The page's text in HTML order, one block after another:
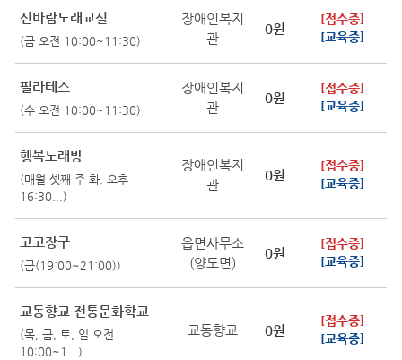
신바람노래교실
(금 오전 10:00~11:30)
장애인복지
관
0원
[접수중]
[교육중]
필라테스
(수 오전 10:00~11:30)
장애인복지
관
0원
[접수중]
[교육중]
행복노래방
(매월 셋째 주 화. 오후
16:30...)
장애인복지
관
0원
[접수중]
[교육중]
고고장구
(금(19:00~21:00))
읍면사무소
(양도면)
0원
[접수중]
[교육중]
교동향교 전통문화학교
(목, 금, 토, 일 오전
10:00~1...)
교동향교 0원
[접수중]
[교육중]